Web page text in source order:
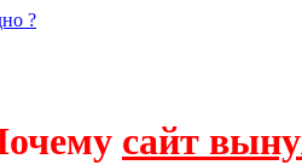
?
сайт